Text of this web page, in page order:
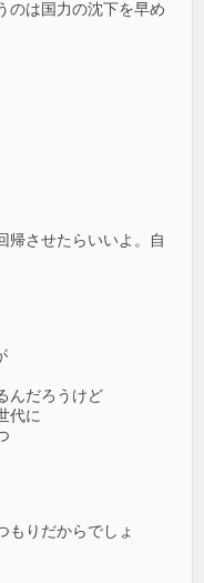
のは国力の沈下を早め
帰させたらいいよ。自
んだろうけど
代に
もりだからでしょ